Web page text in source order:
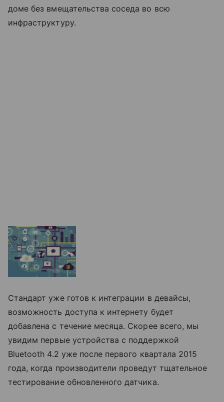
доме без вмещательства соседа во всю
инфраструктуру.
Стандарт уже готов к интеграции в девайсы,
возможность доступа к интернету будет
добавлена с течение месяца. Скорее всего, мы
увидим первые устройства с поддержкой
Bluetooth 4.2 уже после первого квартала 2015
года, когда производители проведут тщательное
тестирование обновленного датчика.